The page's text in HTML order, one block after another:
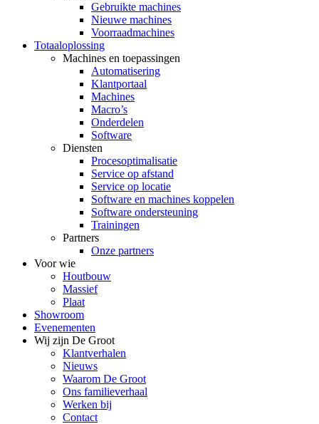
Gebruikte machines
Nieuwe machines
Voorraadmachines
Totaaloplossing
Machines en toepassingen
Automatisering
Klantportaal
Machines
Macro’s
Onderdelen
Software
Diensten
Procesoptimalisatie
Service op afstand
Service op locatie
Software en machines koppelen
Software ondersteuning
Trainingen
Partners
Onze partners
Voor wie
Houtbouw
Massief
Plaat
Showroom
Evenementen
Wij zijn De Groot
Klantverhalen
Nieuws
Waarom De Groot
Ons familieverhaal
Werken bij
Contact